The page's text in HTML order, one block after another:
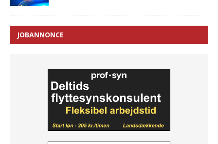
JOBANNONCE